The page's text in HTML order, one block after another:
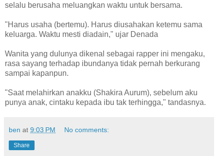
selalu berusaha meluangkan waktu untuk bersama.
"Harus usaha (bertemu). Harus diusahakan ketemu sama
keluarga. Waktu mesti diadain," ujar Denada
Wanita yang dulunya dikenal sebagai rapper ini mengaku,
rasa sayang terhadap ibundanya tidak pernah berkurang
sampai kapanpun.
"Saat melahirkan anakku (Shakira Aurum), sebelum aku
punya anak, cintaku kepada ibu tak terhingga," tandasnya.
ben at 9:03 PM No comments:
Share